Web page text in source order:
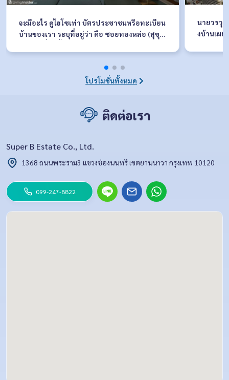
จะมีอะไร ดูไฮโซเท่า บัตรประชาชนหรือทะเบียน
บ้านของเรา ระบุที่อยู่ว่า คือ ซอยทองหล่อ (สุขุม
เพราะมันเหมือนสิ่งที่บอกฐานะและรสนิยมทาง
สังคมของคุณได้เป็นอย่างดี
นายวรวุ
งบ้านเผย
โปรโมชั่นทั้งหมด
ติดต่อเรา
Super B Estate Co., Ltd.
1368 ถนนพระราม3 แขวงช่องนนทรี เขตยานนาวา กรุงเทพ 10120
099-247-8822